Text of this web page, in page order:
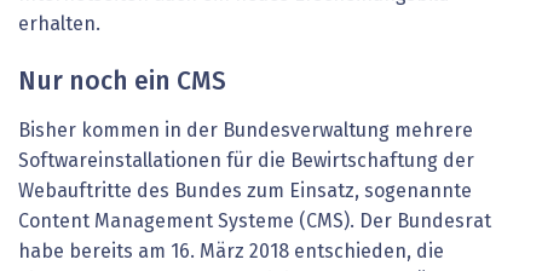
erhalten.
Nur noch ein CMS
Bisher kommen in der Bundesverwaltung mehrere
Softwareinstallationen für die Bewirtschaftung der
Webauftritte des Bundes zum Einsatz, sogenannte
Content Management Systeme (CMS). Der Bundesrat
habe bereits am 16. März 2018 entschieden, die